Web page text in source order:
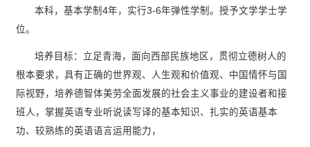
本科，基本学制4年，实行3-6年弹性学制。授予文学学士学
位。
培养目标：立足青海，面向西部民族地区，贯彻立德树人的
根本要求，具有正确的世界观、人生观和价值观、中国情怀与国
际视野，培养德智体美劳全面发展的社会主义事业的建设者和接
班人，掌握英语专业听说读写译的基本知识、扎实的英语基本
功、较熟练的英语语言运用能力，